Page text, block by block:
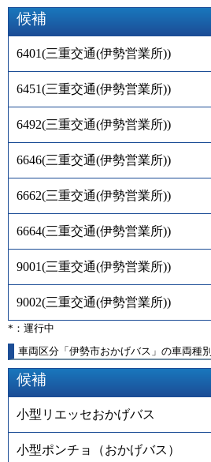
候補
6401(三重交通(伊勢営業所))
6451(三重交通(伊勢営業所))
6492(三重交通(伊勢営業所))
6646(三重交通(伊勢営業所))
6662(三重交通(伊勢営業所))
6664(三重交通(伊勢営業所))
9001(三重交通(伊勢営業所))
9002(三重交通(伊勢営業所))
*：運行中
車両区分「伊勢市おかげバス」の車両種別
候補
小型リエッセおかげバス
小型ポンチョ（おかげバス）